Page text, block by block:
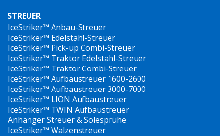
STREUER
IceStriker™ Anbau-Streuer
IceStriker™ Edelstahl-Streuer
IceStriker™ Pick-up Combi-Streuer
IceStriker™ Traktor Edelstahl-Streuer
IceStriker™ Traktor Combi-Streuer
IceStriker™ Aufbaustreuer 1600-2600
IceStriker™ Aufbaustreuer 3000-7000
IceStriker™ LION Aufbaustreuer
IceStriker™ TWIN Aufbaustreuer
Anhänger Streuer & Solesprühe
IceStriker™ Walzenstreuer